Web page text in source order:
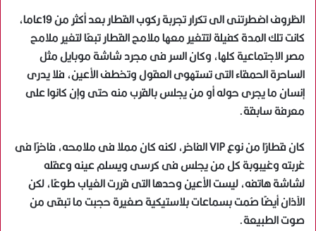
الظروف اضطرتنى الى تكرار تجربة ركوب القطار بعد أكثر من 19عاما،
كانت تلك المدة كفيلة لتتغير معها ملامح القطار تبعًا لتغير ملامح
مصر الاجتماعية كلها، وكان السر فى مجرد شاشة موبايل مثل
الساحرة الحمقاء التى تستهوى العقول وتخطف الأعين، فلا يدرى
إنسان ما يجرى حوله أو من يجلس بالقرب منه حتى وإن كانوا على
معرفة سابقة.
كان قطارًا من نوع VIP الفاخر، لكنه كان مملا فى ملامحه، فاخرًا فى
غربته وغيبوبة كل من يجلس فى كرسى ويسلم عينه وعقله
لشاشة هاتفه، ليست الأعين وحدها التى قررت الغياب طوعًا، لكن
الآذان أيضًا صُمت بسماعات بلاستيكية صغيرة حجبت ما تبقى من
صوت الطبيعة.